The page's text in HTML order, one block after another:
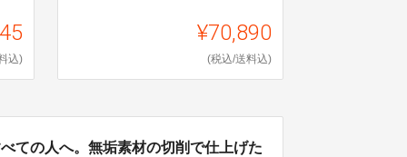
込)
¥70,890
(税込/送料込)
ての人へ。無垢素材の切削で仕上げた